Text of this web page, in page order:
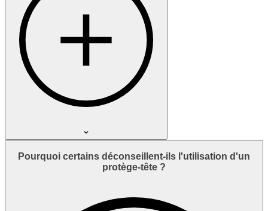
Pourquoi certains déconseillent-ils l'utilisation d'un
protège-tête ?